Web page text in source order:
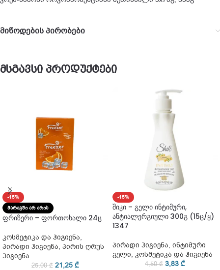
მიწოდების პირობები
მსგავსი პროდუქტები
-15%
ᲛᲐᲠᲐᲒᲨᲘ ᲐᲠ ᲐᲠᲘᲡ
ფრიზერი – ფორთოხალი 24ც
კოსმეტიკა და ჰიგიენა,
პირადი ჰიგიენა, პირის ღრუს
ჰიგიენა
25,00₾ 21,25 ₾
-15%
შიკი – გელი ინტიმური,
ანტიალერგიული 300გ (15ც/ყ)
1347
პირადი ჰიგიენა, ინტიმური
გელი, კოსმეტიკა და ჰიგიენა
4,50₾ 3,83 ₾